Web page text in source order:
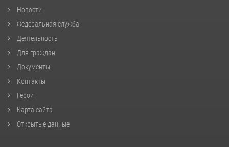
Новости
Федеральная служба
Деятельность
Для граждан
Документы
Контакты
Герои
Карта сайта
Открытые данные